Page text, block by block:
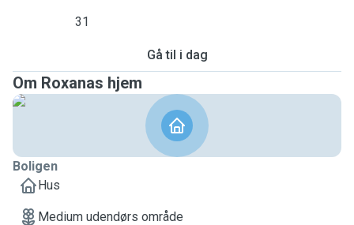
31
Gå til i dag
Om Roxanas hjem
Boligen
Hus
Medium udendørs område